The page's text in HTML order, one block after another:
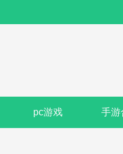
pc游戏 手游